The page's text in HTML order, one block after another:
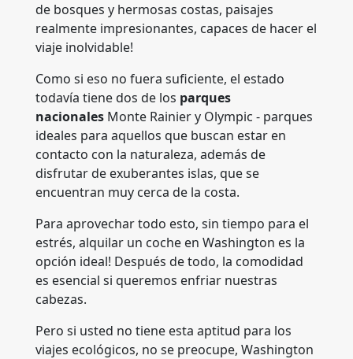
de bosques y hermosas costas, paisajes
realmente impresionantes, capaces de hacer el
viaje inolvidable!
Como si eso no fuera suficiente, el estado
todavía tiene dos de los parques
nacionales Monte Rainier y Olympic - parques
ideales para aquellos que buscan estar en
contacto con la naturaleza, además de
disfrutar de exuberantes islas, que se
encuentran muy cerca de la costa.
Para aprovechar todo esto, sin tiempo para el
estrés, alquilar un coche en Washington es la
opción ideal! Después de todo, la comodidad
es esencial si queremos enfriar nuestras
cabezas.
Pero si usted no tiene esta aptitud para los
viajes ecológicos, no se preocupe, Washington